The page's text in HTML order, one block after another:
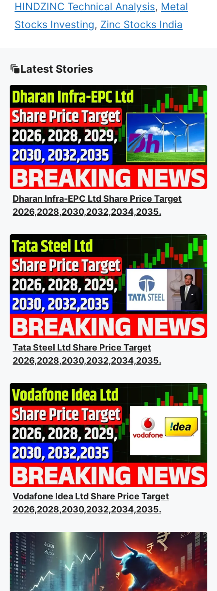
HINDZINC Technical Analysis, Metal
Stocks Investing, Zinc Stocks India
Latest Stories
Dharan Infra-EPC Ltd Share Price Target
2026,2028,2030,2032,2034,2035.
Tata Steel Ltd Share Price Target
2026,2028,2030,2032,2034,2035.
Vodafone Idea Ltd Share Price Target
2026,2028,2030,2032,2034,2035.